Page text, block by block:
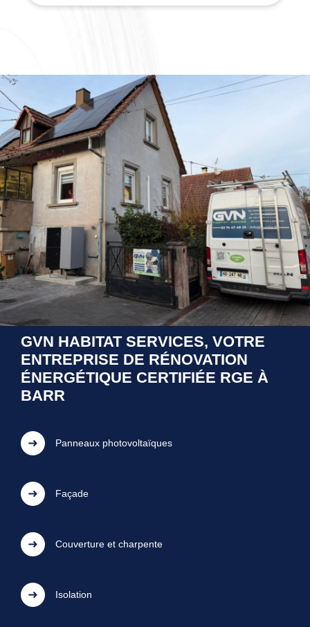
GVN HABITAT SERVICES, VOTRE
ENTREPRISE DE RÉNOVATION
ÉNERGÉTIQUE CERTIFIÉE RGE À
BARR
Panneaux photovoltaïques
Façade
Couverture et charpente
Isolation